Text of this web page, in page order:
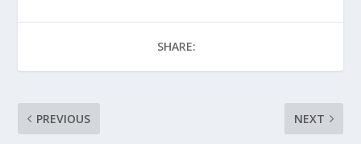
SHARE:
PREVIOUS NEXT